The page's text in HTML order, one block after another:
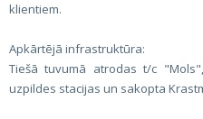
klientiem.
Apkārtējā infrastruktūra:
Tiešā tuvumā atrodas t/c
uzpildes stacijas un sakopta